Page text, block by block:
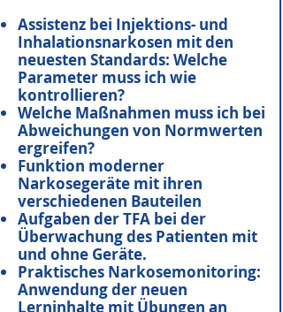
Assistenz bei Injektions- und
Inhalationsnarkosen mit den
neuesten Standards: Welche
Parameter muss ich wie
kontrollieren?
Welche Maßnahmen muss ich bei
Abweichungen von Normwerten
ergreifen?
Funktion moderner
Narkosegeräte mit ihren
verschiedenen Bauteilen
Aufgaben der TFA bei der
Überwachung des Patienten mit
und ohne Geräte.
Praktisches Narkosemonitoring:
Anwendung der neuen
Lerninhalte mit Übungen an